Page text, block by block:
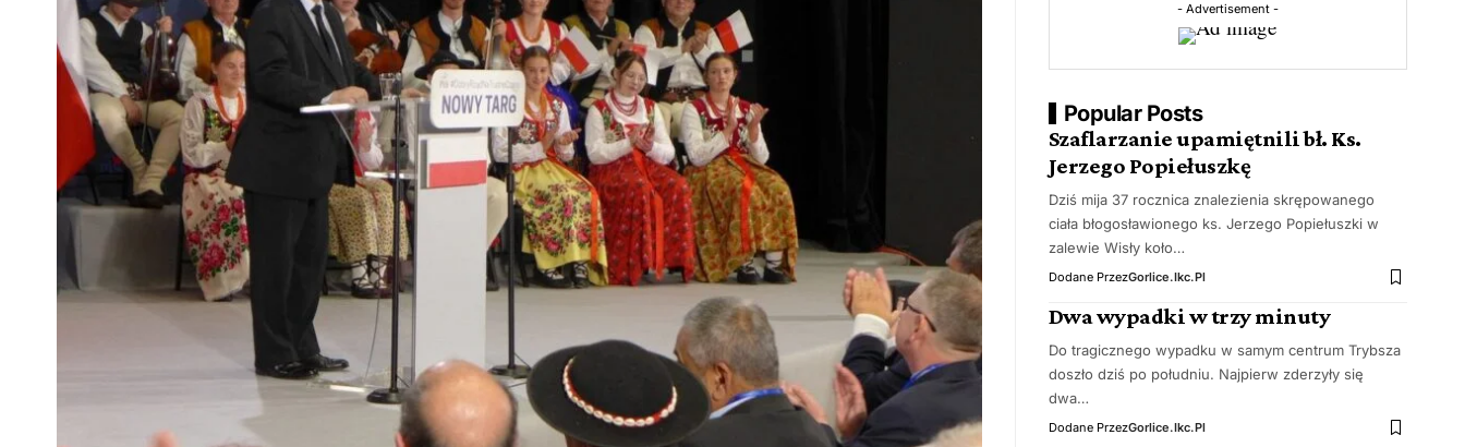
- Advertisement -
Popular Posts
Szaflarzanie upamiętnili bł. Ks.
Jerzego Popiełuszkę
Dziś mija 37 rocznica znalezienia skrępowanego
ciała błogosławionego ks. Jerzego Popiełuszki w
zalewie Wisły koło…
Dodane PrzezGorlice.ikc.pl
Dwa wypadki w trzy minuty
Do tragicznego wypadku w samym centrum Trybsza
doszło dziś po południu. Najpierw zderzyły się
dwa…
Dodane PrzezGorlice.ikc.pl